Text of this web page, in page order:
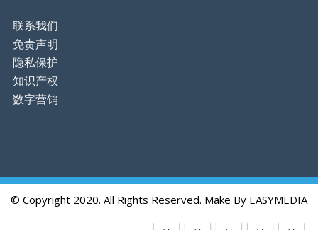
联系我们
免责声明
隐私保护
知识产权
数字营销
© Copyright 2020. All Rights Reserved. Make By EASYMEDIA